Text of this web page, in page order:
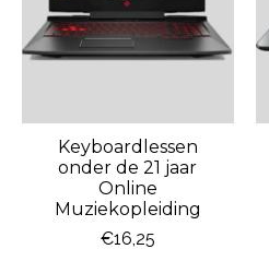
Keyboardlessen
onder de 21 jaar
Online
Muziekopleiding
€16,25